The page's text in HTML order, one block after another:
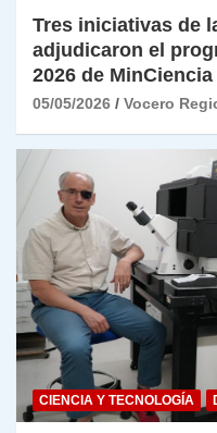
Tres iniciativas de
adjudicaron el
2026 de MinCiencia
05/05/2026 Vocero
CIENCIA Y TECNOLOGÍA